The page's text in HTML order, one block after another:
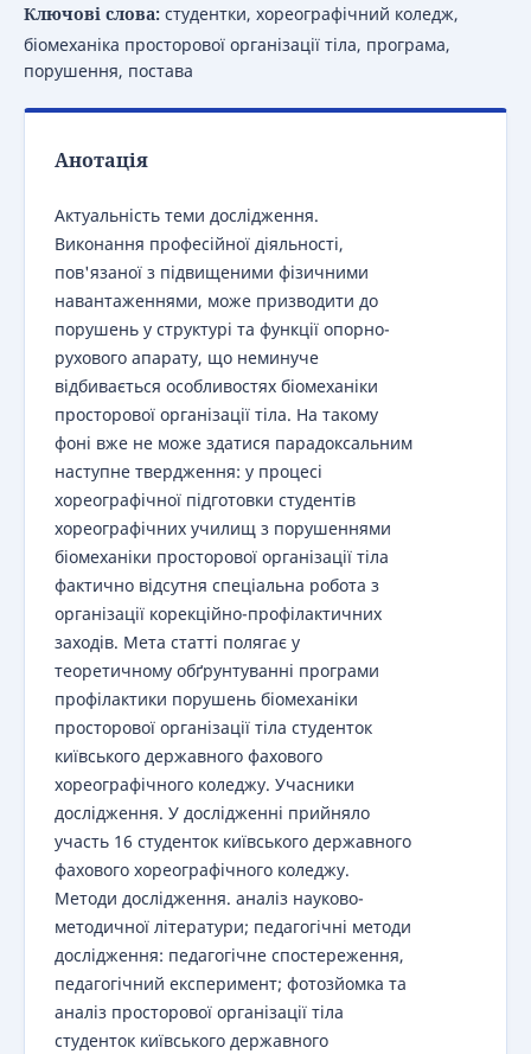
Ключові слова: студентки, хореографічний коледж,
біомеханіка просторової організації тіла, програма,
порушення, постава
Анотація
Актуальність теми дослідження.
Виконання професійної діяльності,
пов'язаної з підвищеними фізичними
навантаженнями, може призводити до
порушень у структурі та функції опорно-
рухового апарату, що неминуче
відбивається особливостях біомеханіки
просторової організації тіла. На такому
фоні вже не може здатися парадоксальним
наступне твердження: у процесі
хореографічної підготовки студентів
хореографічних училищ з порушеннями
біомеханіки просторової організації тіла
фактично відсутня спеціальна робота з
організації корекційно-профілактичних
заходів. Мета статті полягає у
теоретичному обґрунтуванні програми
профілактики порушень біомеханіки
просторової організації тіла студенток
київського державного фахового
хореографічного коледжу. Учасники
дослідження. У дослідженні прийняло
участь 16 студенток київського державного
фахового хореографічного коледжу.
Методи дослідження. аналіз науково-
методичної літератури; педагогічні методи
дослідження: педагогічне спостереження,
педагогічний експеримент; фотозйомка та
аналіз просторової організації тіла
студенток київського державного